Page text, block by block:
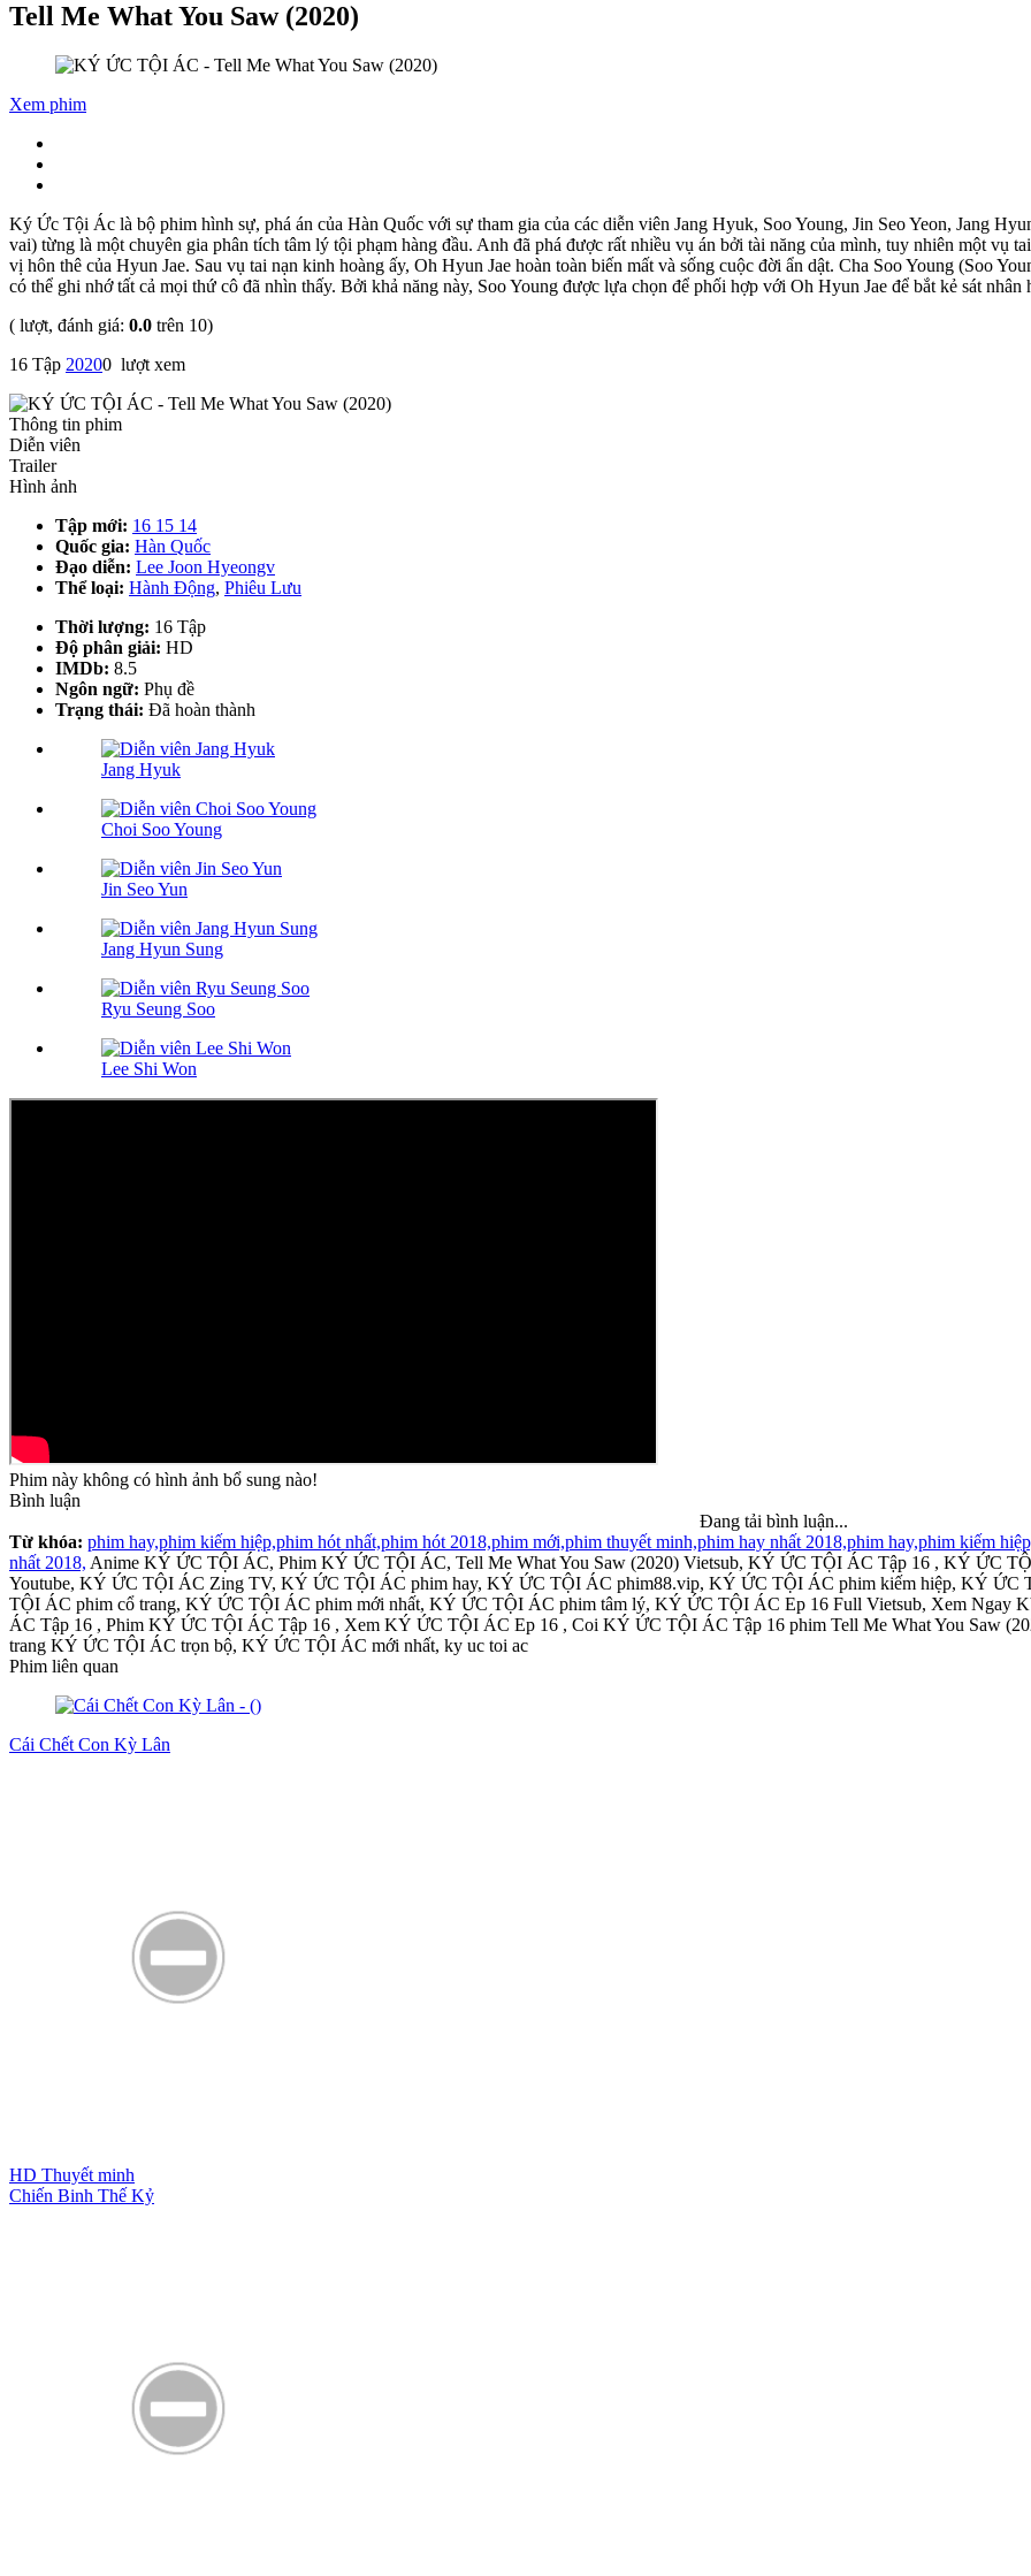
Tell Me What You Saw (2020)
Xem phim
Ký Ức Tội Ác là bộ phim hình sự, phá án của Hàn Quốc với sự tham gia của các diễn viên Jang Hyuk, Soo Young, Jin Seo Yeon, Jang
vai) từng là một chuyên gia phân tích tâm lý tội phạm hàng đầu. Anh đã phá được rất nhiều vụ án bởi tài năng của mình, tuy nhiên một vụ
vị hôn thê của Hyun Jae. Sau vụ tai nạn kinh hoàng ấy, Oh Hyun Jae hoàn toàn biến mất và sống cuộc đời ẩn dật. Cha Soo Young (Soo
có thể ghi nhớ tất cả mọi thứ cô đã nhìn thấy. Bởi khả năng này, Soo Young được lựa chọn để phối hợp với Oh Hyun Jae để bắt kẻ sát nhân
( lượt, đánh giá: 0.0 trên 10)
16 Tập
0 lượt xem
Thông tin phim
Diễn viên
Trailer
Hình ảnh
Tập mới: 16 15 14
Quốc gia: Hàn Quốc
Đạo diễn: Lee Joon Hyeongv
Thể loại: Hành Động, Phiêu Lưu
Thời lượng: 16 Tập
Độ phân giải: HD
IMDb: 8.5
Ngôn ngữ: Phụ đề
Trạng thái: Đã hoàn thành
Jang Hyuk
Choi Soo Young
Jin Seo Yun
Jang Hyun Sung
Ryu Seung Soo
Lee Shi Won
Phim này không có hình ảnh bổ sung nào!
Bình luận
Đang tải bình luận...
Từ khóa: phim hay,phim kiếm hiệp,phim hót nhất,phim hót 2018,phim mới,phim thuyết minh,phim hay nhất 2018,phim hay,phim kiếm
nhất 2018, Anime KÝ ỨC TỘI ÁC, Phim KÝ ỨC TỘI ÁC, Tell Me What You Saw (2020) Vietsub, KÝ ỨC TỘI ÁC Tập 16 , KÝ ỨC
Youtube, KÝ ỨC TỘI ÁC Zing TV, KÝ ỨC TỘI ÁC phim hay, KÝ ỨC TỘI ÁC phim88.vip, KÝ ỨC TỘI ÁC phim kiếm hiệp, KÝ ỨC
TỘI ÁC phim cổ trang, KÝ ỨC TỘI ÁC phim mới nhất, KÝ ỨC TỘI ÁC phim tâm lý, KÝ ỨC TỘI ÁC Ep 16 Full Vietsub, Xem
ÁC Tập 16 , Phim KÝ ỨC TỘI ÁC Tập 16 , Xem KÝ ỨC TỘI ÁC Ep 16 , Coi KÝ ỨC TỘI ÁC Tập 16 phim Tell Me What You Saw
trang KÝ ỨC TỘI ÁC trọn bộ, KÝ ỨC TỘI ÁC mới nhất, ky uc toi ac
Phim liên quan
Cái Chết Con Kỳ Lân
HD Thuyết minh
Chiến Binh Thế Kỷ